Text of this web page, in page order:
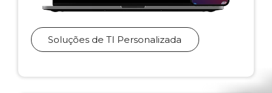
Soluções de TI Personalizada